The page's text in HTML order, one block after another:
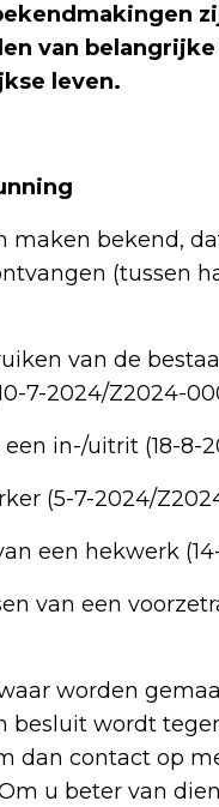
van
leven.
bekend,
(tussen
van de
7-2024/Z2024-
in-/uitrit (18-8-
(5-7-2024/
een hekwerk
van een
worden
besluit wordt
dan contact op
u beter van